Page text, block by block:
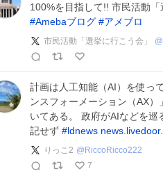
100%を目指して!! 市民活動「
#Amebaブログ #アメブロ
市民活動「選挙に行こう会」 @
計画は人工知能（AI）を使っ
ンスフォーメーション（AX
いてある。 政府がAIなどを巡
記せず #ldnews
りっこ2 @ RiccoRicco222
7